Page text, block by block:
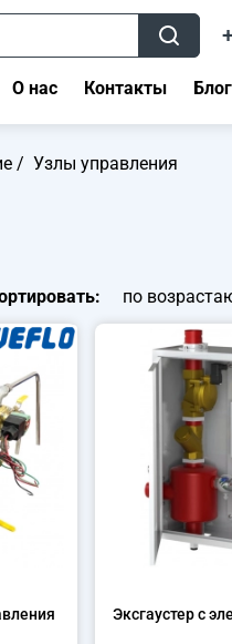
О нас Контакты Блог
/ Узлы управления
по
Эксгаустер с